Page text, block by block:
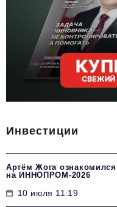
Инвестиции
Артём Жога
на ИННОПРОМ-2026
10 июля 11:19